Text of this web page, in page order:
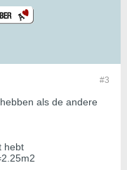
#3
als de andere
hebt